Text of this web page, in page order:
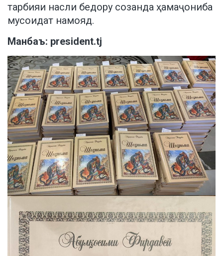
тарбияи насли бедору созанда ҳамаҷониба
мусоидат намояд.
Манбаъ: president.tj